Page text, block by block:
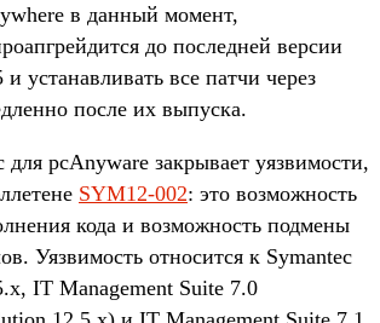
в данный момент,
до последней версии
устанавливать все патчи через
после их выпуска.
pcAnyware закрывает уязвимости,
SYM12-002: это возможность
кода и возможность подмены
Уязвимость относится к Symantec
IT Management Suite 7.0